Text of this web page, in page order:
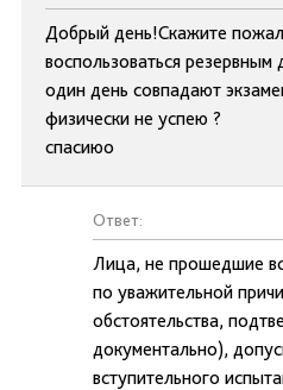
Добрый день!Скажите
воспользоваться резервным
один день совпадают
физически не успею ?
спасиюо
Ответ:
Лица, не прошедшие
по уважительной
обстоятельства,
документально),
вступительного